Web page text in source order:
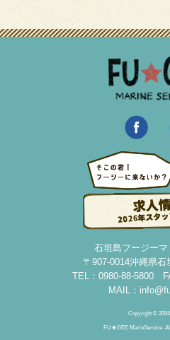
石垣島フージーマ
〒907-0014沖縄県石
TEL：0980-88-5800
MAIL：
Copyright ©
FU★GEE MarinService.